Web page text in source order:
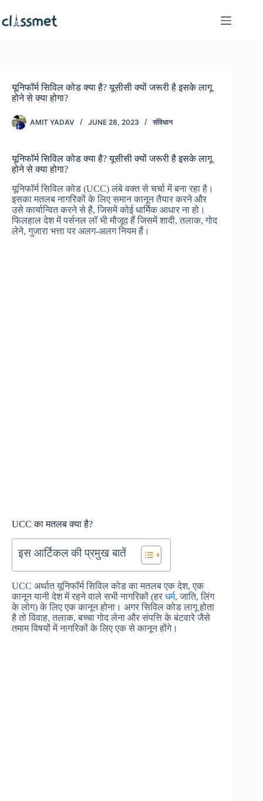
content
यूनिफॉर्म सिविल कोड क्या है? यूसीसी क्यों जरूरी है इसके लागू
होने से क्या होगा?
AMIT YADAV JUNE 28, 2023 संविधान
यूनिफॉर्म सिविल कोड क्या है? यूसीसी क्यों जरूरी है इसके लागू
होने से क्या होगा?
यूनिफॉर्म सिविल कोड (UCC) लंबे वक्त से चर्चा में बना रहा है।
इसका मतलब नागरिकों के लिए समान कानून तैयार करने और
उसे कार्यान्वित करने से है, जिसमें कोई धार्मिक आधार ना हो।
फिलहाल देश में पर्सनल लॉ भी मौजूद हैं जिसमें शादी, तलाक, गोद
लेने, गुजारा भत्ता पर अलग-अलग नियम हैं।
UCC का मतलब क्या है?
इस आर्टिकल की प्रमुख बातें
UCC अर्थात यूनिफॉर्म सिविल कोड का मतलब एक देश, एक
कानून यानी देश में रहने वाले सभी नागरिकों (हर धर्म, जाति, लिंग
के लोग) के लिए एक कानून होना। अगर सिविल कोड लागू होता
है तो विवाह, तलाक, बच्चा गोद लेना और संपत्ति के बंटवारे जैसे
तमाम विषयों में नागरिकों के लिए एक से कानून होंगे।